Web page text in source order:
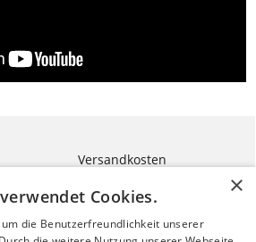
Versandkosten
ALBINA BLOG
Cookies.
die Benutzerfreundlichkeit unserer